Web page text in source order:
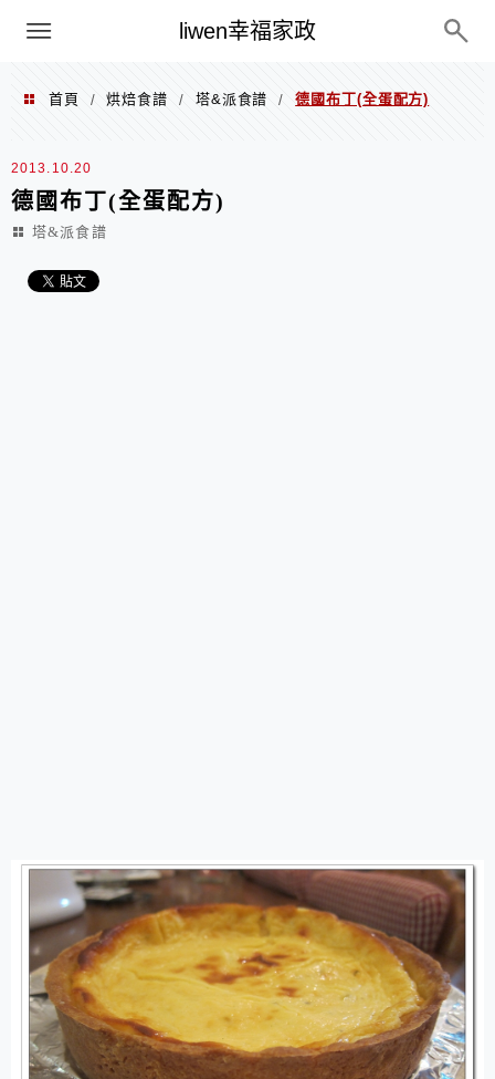
liwen幸福家政
menu
首頁 / 烘焙食譜 / 塔&派食譜 / 德國布丁(全蛋配方)
2013.10.20
德國布丁(全蛋配方)
塔&派食譜